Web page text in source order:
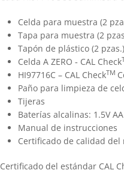
Celda para muestra (2
Tapa para muestra (2
Tapón de plástico (2 pzas.)
Celda A ZERO ‑ CAL Check
HI97716C – CAL CheckTM
Paño para limpieza de
Tijeras
Baterías alcalinas: 1.5V
Manual de instrucciones
Certificado de calidad del
Certificado del estándar CAL